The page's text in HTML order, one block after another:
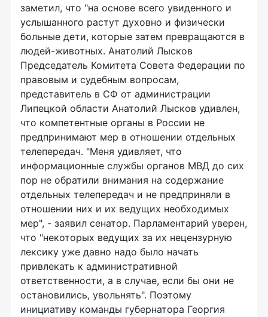
заметил, что "на основе всего увиденного и
услышанного растут духовно и физически
больные дети, которые затем превращаются в
людей-животных. Анатолий Лысков
Председатель Комитета Совета Федерации по
правовым и судебным вопросам,
представитель в СФ от администрации
Липецкой области Анатолий Лысков удивлен,
что компетентные органы в России не
предпринимают мер в отношении отдельных
телепередач. "Меня удивляет, что
информационные службы органов МВД до сих
пор не обратили внимания на содержание
отдельных телепередач и не предприняли в
отношении них и их ведущих необходимых
мер", - заявил сенатор. Парламентарий уверен,
что "некоторых ведущих за их нецензурную
лексику уже давно надо было начать
привлекать к административной
ответственности, а в случае, если бы они не
остановились, увольнять". Поэтому
инициативу команды губернатора Георгия